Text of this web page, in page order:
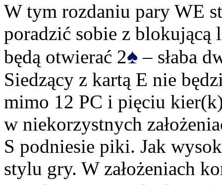
W tym rozdaniu pary WE
poradzić sobie z
będą otwierać 2♠ – słaba
Siedzący z kartą E nie
mimo 12 PC i pięciu
w niekorzystnych
S podniesie piki. Jak
stylu gry. W założeniach